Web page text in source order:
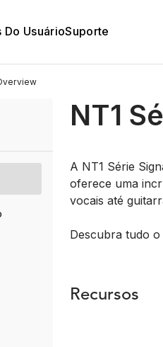
Do UsuárioSuporte
NT1
A NT1 Série
oferece uma
vocais até
Descubra tudo
Recursos